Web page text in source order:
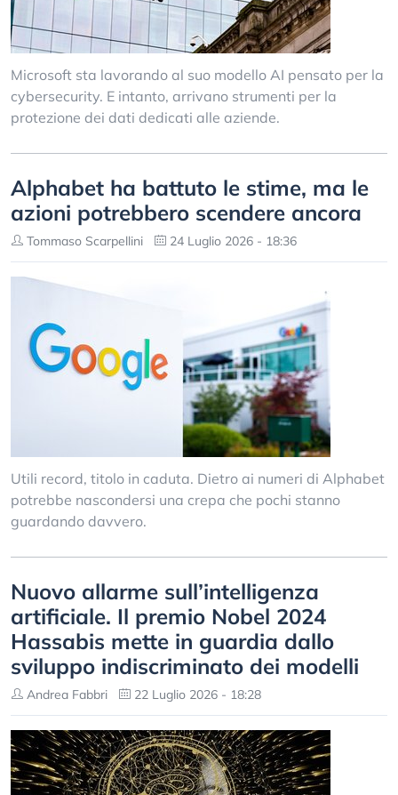
Microsoft sta lavorando al suo modello AI pensato per la
cybersecurity. E intanto, arrivano strumenti per la
protezione dei dati dedicati alle aziende.
Alphabet ha battuto le stime, ma le
azioni potrebbero scendere ancora
Tommaso Scarpellini 24 Luglio 2026 - 18:36
Utili record, titolo in caduta. Dietro ai numeri di Alphabet
potrebbe nascondersi una crepa che pochi stanno
guardando davvero.
Nuovo allarme sull’intelligenza
artificiale. Il premio Nobel 2024
Hassabis mette in guardia dallo
sviluppo indiscriminato dei modelli
Andrea Fabbri 22 Luglio 2026 - 18:28